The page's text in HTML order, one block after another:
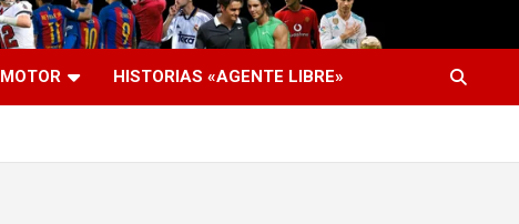
MOTOR HISTORIAS «AGENTE LIBRE»